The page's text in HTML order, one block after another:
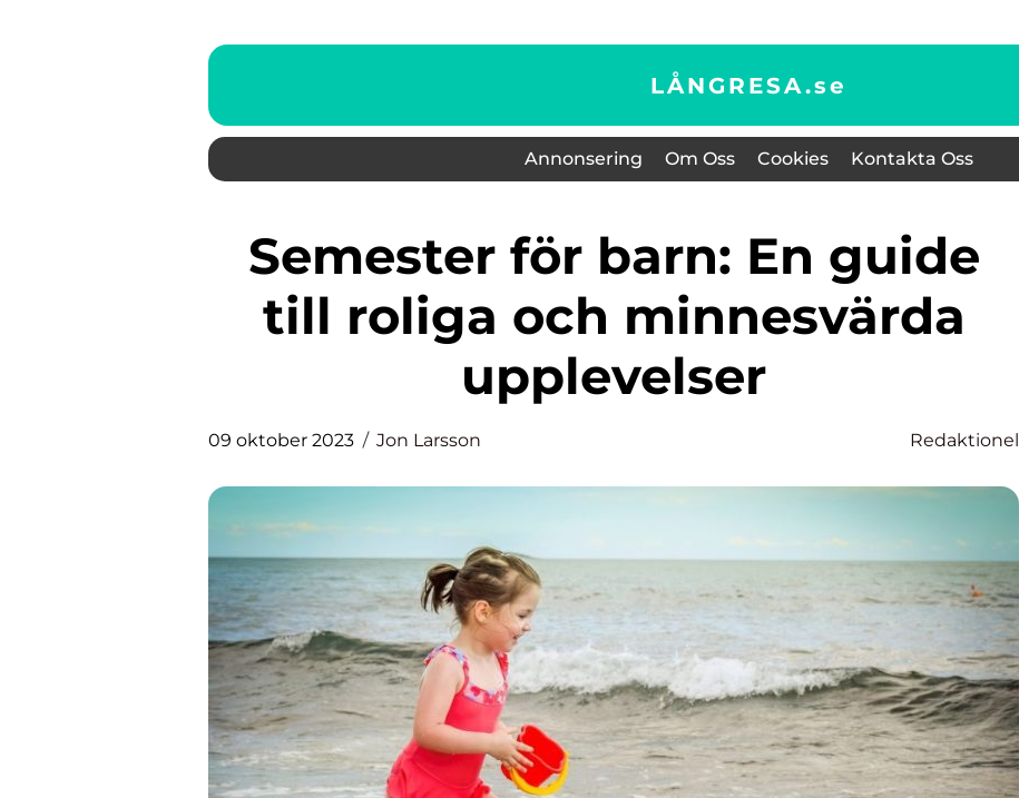
LÅNGRESA.se
Annonsering Om Oss Cookies Kontakta Oss
Semester för barn: En guide
till roliga och minnesvärda
upplevelser
09 oktober 2023 Jon Larsson Redaktionel